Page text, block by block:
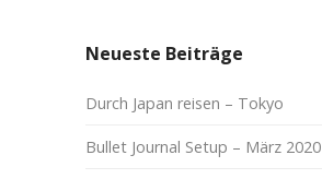
Neueste Beiträge
Durch Japan reisen – Tokyo
Bullet Journal Setup – März 2020